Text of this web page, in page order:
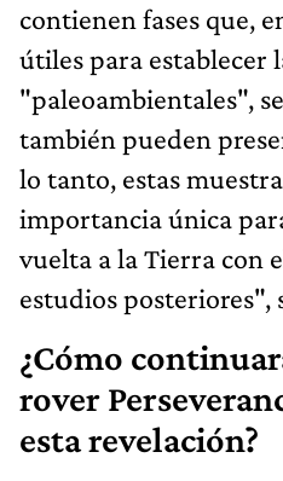
contienen fases que,
útiles para establecer
"paleoambientales",
también pueden
lo tanto, estas
importancia única
vuelta a la Tierra con
estudios posteriores",
¿Cómo
rover
esta revelación?